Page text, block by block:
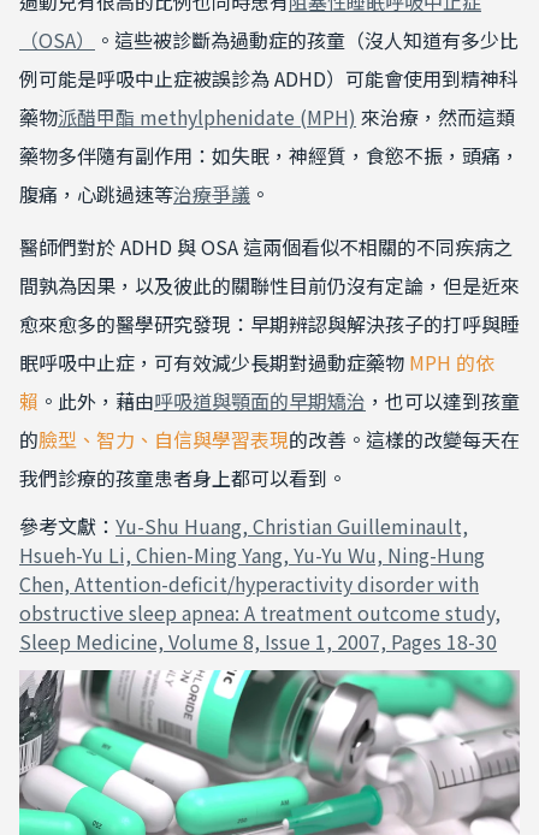
（OSA）
。這些被診斷為過動症的孩童（沒人知道有多少比
例可能是呼吸中止症被誤診為ADHD）可能會使用到精神科
藥物派醋甲酯 methylphenidate (MPH) 來治療，然而這類
藥物多伴隨有副作用：如失眠，神經質，食慾不振，頭痛，
腹痛，心跳過速等治療爭議 。
醫師們對於 ADHD 與 OSA 這兩個看似不相關的不同疾病之
間孰為因果，以及彼此的關聯性目前仍沒有定論，但是近來
愈來愈多的醫學研究發現：早期辨認與解決孩子的打呼與睡
眠呼吸中止症，可有效減少長期對過動症藥物 MPH 的依
賴 。此外，藉由呼吸道與顎面的早期矯治 ，也可以達到孩童
的臉型、智力、自信與學習表現的改善。這樣的改變每天在
我們診療的孩童患者身上都可以看到。
參考文獻： Yu-Shu Huang, Christian Guilleminault,
Hsueh-Yu Li, Chien-Ming Yang, Yu-Yu Wu, Ning-Hung
Chen, Attention-deficit/hyperactivity disorder with
obstructive sleep apnea: A treatment outcome study,
Sleep Medicine, Volume 8, Issue 1, 2007, Pages 18-30